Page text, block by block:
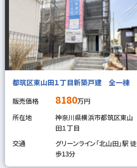
都筑区東山田１丁目新築戸建 全一棟
販売価格 8180万円
所在地
神奈川県横浜市都筑区東山
田１丁目
交通
グリーンライン「北山田」駅 徒
歩13分